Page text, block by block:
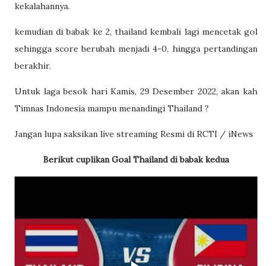
kekalahannya.
kemudian di babak ke 2, thailand kembali lagi mencetak gol
sehingga score berubah menjadi 4-0, hingga pertandingan
berakhir.
Untuk laga besok hari Kamis, 29 Desember 2022, akan kah
Timnas Indonesia mampu menandingi Thailand ?
Jangan lupa saksikan live streaming Resmi di RCTI / iNews
Berikut cuplikan Goal Thailand di babak kedua